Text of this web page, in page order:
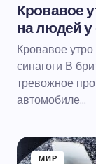
Кровавое
на людей у
Кровавое
синагоги В
тревожное
автомобиле…
МИР